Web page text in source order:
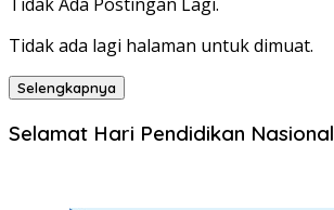
Tidak ada lagi halaman untuk dimuat.
Selengkapnya
Selamat Hari Pendidikan Nasional